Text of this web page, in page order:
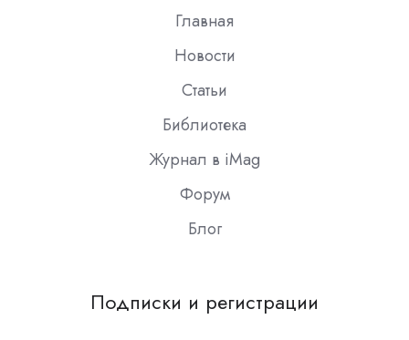
Главная
Новости
Статьи
Библиотека
Журнал в iMag
Форум
Блог
Подписки и регистрации